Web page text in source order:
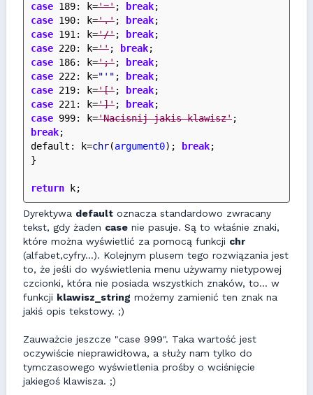
case 189: k='='; break;
case 190: k='.'; break;
case 191: k='/'; break;
case 220: k=''; break;
case 186: k=';'; break;
case 222: k="'" ; break;
case 219: k='['; break;
case 221: k=']'; break;
case 999: k='Nacisnij jakis klawisz'
break;
default: k=chr(argument0); break;
}
return k;
Dyrektywa default oznacza standardowo zwracany
tekst, gdy żaden case nie pasuje. Są to właśnie znaki,
które można wyświetlić za pomocą funkcji chr
(alfabet,cyfry...). Kolejnym plusem tego rozwiązania jest
to, że jeśli do wyświetlenia menu używamy nietypowej
czcionki, która nie posiada wszystkich znaków, to... w
funkcji klawisz_string możemy zamienić ten znak na
jakiś opis tekstowy. ;)
Zauważcie jeszcze "case 999". Taka wartość jest
oczywiście nieprawidłowa, a służy nam tylko do
tymczasowego wyświetlenia prośby o wciśnięcie
jakiegoś klawisza. ;)